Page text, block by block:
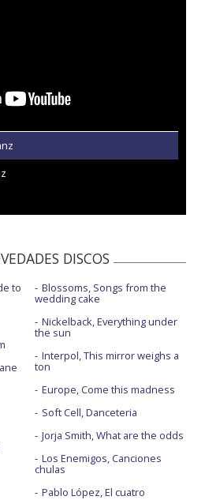
DISCOS
to Blossoms, Songs from the
wedding cake
Nickelback, Everything under
the sun
Interpol, This mirror weighs a
ton
Europe, Come this madness
Soft Cell, Danceteria
Jorja Smith, What are the odds
Los Enemigos, Canciones
chulas
Pablo López, El cuatro